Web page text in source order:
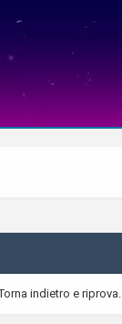
indietro e riprova.